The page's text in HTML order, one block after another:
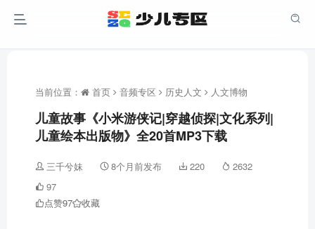
当前位置： 首页 音频专区 历史人文 人文博物
儿童故事《小米游侠记|穿越侦探|文化系列|
儿童绘本出版物》全20首MP3下载
三千兮妹 8个月前发布 220
2632
97
点赞97 收藏